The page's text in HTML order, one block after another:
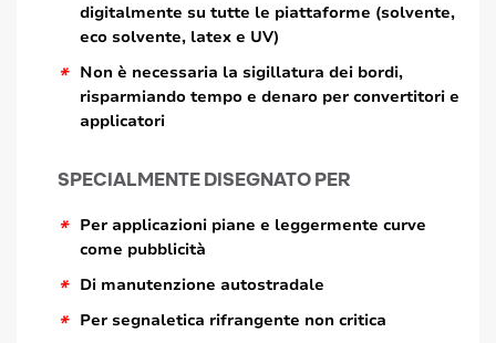
digitalmente su tutte le piattaforme (solvente,
eco solvente, latex e UV)
*
Non è necessaria la sigillatura dei bordi,
risparmiando tempo e denaro per convertitori e
applicatori
SPECIALMENTE DISEGNATO PER
*
Per applicazioni piane e leggermente curve
come pubblicità
* Di manutenzione autostradale
* Per segnaletica rifrangente non critica